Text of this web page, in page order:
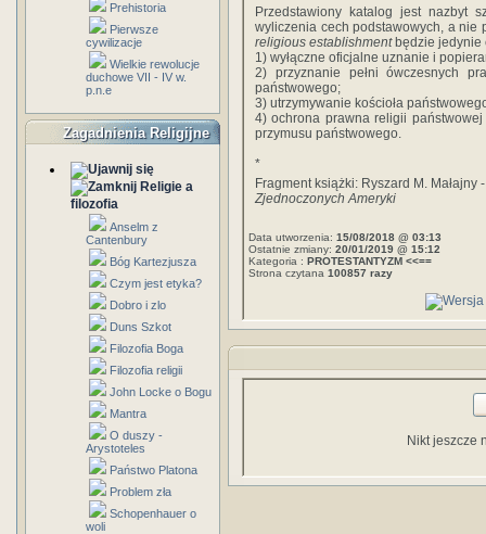
Prehistoria
Pierwsze
cywilizacje
Wielkie rewolucje
duchowe VII - IV w.
p.n.e
Zagadnienia Religijne
Religie a
filozofia
Anselm z
Cantenbury
Bóg Kartezjusza
Czym jest etyka?
Dobro i zlo
Duns Szkot
Filozofia Boga
Filozofia religii
John Locke o Bogu
Mantra
O duszy -
Arystoteles
Państwo Platona
Problem zła
Schopenhauer o
woli
Przedstawiony katalog jest nazbyt
wyliczenia cech podstawowych, a nie
religious establishmentbędzie jedynie
1) wyłączne oficjalne uznanie i
2) przyznanie pełni ówczesnych
państwowego;
3) utrzymywanie kościoła
4) ochrona prawna religii
przymusu państwowego.
*
Fragment książki: Ryszard M. Małajny
Zjednoczonych Ameryki
Data utworzenia: 15/08/2018 @ 03:13
Ostatnie zmiany: 20/01/2019 @ 15:12
Kategoria : PROTESTANTYZM <<==
Strona czytana 100857 razy
Nikt jeszcze